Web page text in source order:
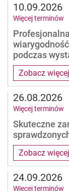
Zobacz więcej
podczas
10.09.2026
Więcej terminów
Zobacz więcej
Skuteczne
26.08.2026
Więcej terminów
24.09.2026
Więcej terminów